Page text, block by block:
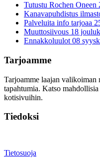
Tutustu Rochen Oneen
Kanavapuhdistus
Palveluita info tarjoaa
Muuttosiivous 18
Ennakkoluulot 08
Tarjoamme
Tarjoamme laajan valikoiman
tapahtumia. Katso
kotisivuihin.
Tiedoksi
Tietosuoja